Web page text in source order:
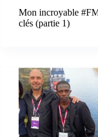
Mon incroyable
clés (partie 1)